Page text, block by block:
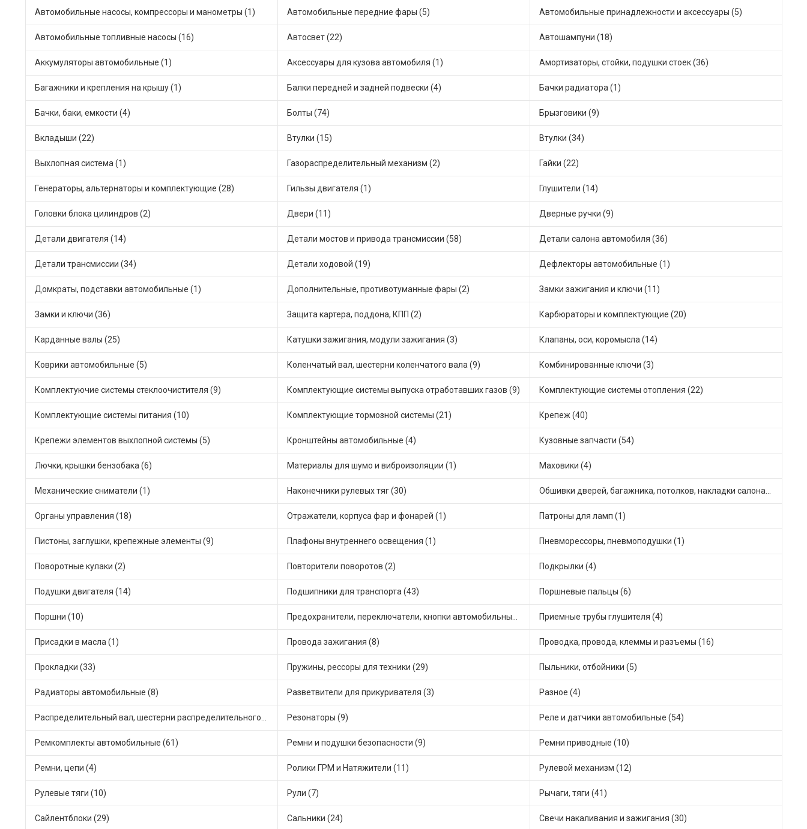
Автомобильные насосы, компрессоры и манометры (1) Автомобильные передние фары (5) Автомобильные принадлежности и аксессуары (5)
Автомобильные топливные насосы (16) Автосвет (22) Автошампуни (18)
Аккумуляторы автомобильные (1) Аксессуары для кузова автомобиля (1) Амортизаторы, стойки, подушки стоек (36)
Багажники и крепления на крышу (1) Балки передней и задней подвески (4) Бачки радиатора (1)
Бачки, баки, емкости (4) Болты (74) Брызговики (9)
Вкладыши (22) Втулки (15) Втулки (34)
Выхлопная система (1) Газораспределительный механизм (2) Гайки (22)
Генераторы, альтернаторы и комплектующие (28) Гильзы двигателя (1) Глушители (14)
Головки блока цилиндров (2) Двери (11) Дверные ручки (9)
Детали двигателя (14) Детали мостов и привода трансмиссии (58) Детали салона автомобиля (36)
Детали трансмиссии (34) Детали ходовой (19) Дефлекторы автомобильные (1)
Домкраты, подставки автомобильные (1) Дополнительные, противотуманные фары (2) Замки зажигания и ключи (11)
Замки и ключи (36) Защита картера, поддона, КПП (2) Карбюраторы и комплектующие (20)
Карданные валы (25) Катушки зажигания, модули зажигания (3) Клапаны, оси, коромысла (14)
Коврики автомобильные (5) Коленчатый вал, шестерни коленчатого вала (9) Комбинированные ключи (3)
Комплектуючие системы стеклоочистителя (9) Комплектующие системы выпуска отработавших газов (9) Комплектующие системы отопления (22)
Комплектующие системы питания (10) Комплектующие тормозной системы (21) Крепеж (40)
Крепежи элементов выхлопной системы (5) Кронштейны автомобильные (4) Кузовные запчасти (54)
Лючки, крышки бензобака (6) Материалы для шумо и виброизоляции (1) Маховики (4)
Механические сниматели (1) Наконечники рулевых тяг (30) Обшивки дверей, багажника, потолков, накладки салона (21)
Органы управления (18) Отражатели, корпуса фар и фонарей (1) Патроны для ламп (1)
Пистоны, заглушки, крепежные элементы (9) Плафоны внутреннего освещения (1) Пневморессоры, пневмоподушки (1)
Поворотные кулаки (2) Повторители поворотов (2) Подкрылки (4)
Подушки двигателя (14) Подшипники для транспорта (43) Поршневые пальцы (6)
Поршни (10) Предохранители, переключатели, кнопки автомобильные (21) Приемные трубы глушителя (4)
Присадки в масла (1) Провода зажигания (8) Проводка, провода, клеммы и разъемы (16)
Прокладки (33) Пружины, рессоры для техники (29) Пыльники, отбойники (5)
Радиаторы автомобильные (8) Разветвители для прикуривателя (3) Разное (4)
Распределительный вал, шестерни распределительного (5) Резонаторы (9) Реле и датчики автомобильные (54)
Ремкомплекты автомобильные (61) Ремни и подушки безопасности (9) Ремни приводные (10)
Ремни, цепи (4) Ролики ГРМ и Натяжители (11) Рулевой механизм (12)
Рулевые тяги (10) Рули (7) Рычаги, тяги (41)
Сайлентблоки (29) Сальники (24) Свечи накаливания и зажигания (30)